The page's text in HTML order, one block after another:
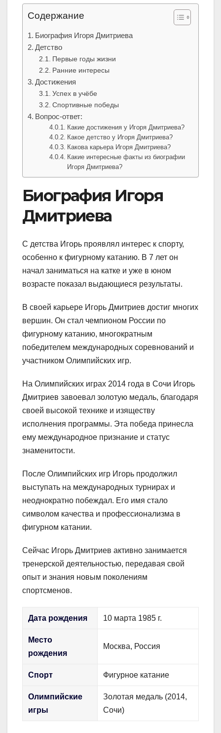
Содержание
Биография Игоря Дмитриева
Детство
Первые годы жизни
Ранние интересы
Достижения
Успех в учёбе
Спортивные победы
Вопрос-ответ:
Какие достижения у Игоря Дмитриева?
Какое детство у Игоря Дмитриева?
Какова карьера Игоря Дмитриева?
Какие интересные факты из биографии
Игоря Дмитриева?
Биография Игоря
Дмитриева
С детства Игорь проявлял интерес к спорту,
особенно к фигурному катанию. В 7 лет он
начал заниматься на катке и уже в юном
возрасте показал выдающиеся результаты.
В своей карьере Игорь Дмитриев достиг многих
вершин. Он стал чемпионом России по
фигурному катанию, многократным
победителем международных соревнований и
участником Олимпийских игр.
На Олимпийских играх 2014 года в Сочи Игорь
Дмитриев завоевал золотую медаль, благодаря
своей высокой технике и изяществу
исполнения программы. Эта победа принесла
ему международное признание и статус
знаменитости.
После Олимпийских игр Игорь продолжил
выступать на международных турнирах и
неоднократно побеждал. Его имя стало
символом качества и профессионализма в
фигурном катании.
Сейчас Игорь Дмитриев активно занимается
тренерской деятельностью, передавая свой
опыт и знания новым поколениям
спортсменов.
Дата рождения 10 марта 1985 г.
Место
рождения
Москва, Россия
Спорт Фигурное катание
Олимпийские
игры
Золотая медаль (2014,
Сочи)